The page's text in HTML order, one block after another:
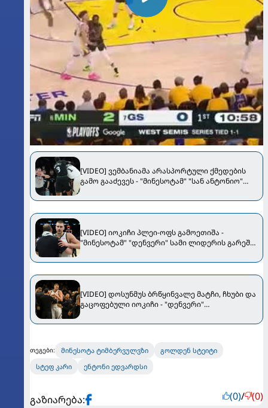
[VIDEO] ვემბანიამა არასპორტული ქმედების
გამო გააძევეს - "მინესოტამ" "სან ანტონიო"
[VIDEO] იოკიჩი პლეი-ოფს გამოეთიშა -
"მინესოტამ" "დენვერი" სამი ლიდერის გარეშე
[VIDEO] დოსუნმუს ბრწყინვალე მატჩი, ჩხუბი და
გაცოფებული იოკიჩი - "დენვერი"
თეგები: მინესოტა ტიმბერვულვზი
გოლდენ სტეიტი
სტეფ კარი
ენტონი ედვარდსი
გაზიარება: (0)/ (0)